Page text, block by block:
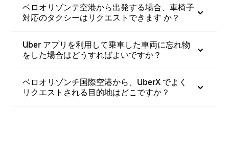
ベロオリゾンテ空港から出発する場合、車椅子
対応のタクシーはリクエストできます か？
Uber アプリを利用して乗車した車両に忘れ物
をした場合はどうすればよいですか？
ベロオリゾンチ国際空港から、UberX でよく
リクエストされる目的地はどこですか？